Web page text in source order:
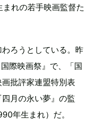
れの若手映画監督た
ろうとしている。昨
際映画祭』で、「国
批評家連盟特別表
月の永い夢』の監
年生まれ）だ。